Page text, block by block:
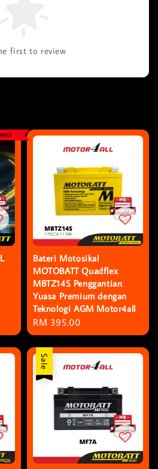
first to review
Bateri Motosikal
MOTOBATT Quadflex
MBTZ14S Penggantian
Yuasa Premium dengan
Teknologi AGM Motor4all
Regular
price
RM 395.00
Sale